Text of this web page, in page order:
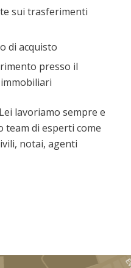
sui trasferimenti
di acquisto
presso il
lavoriamo sempre e
team di esperti come
notai, agenti